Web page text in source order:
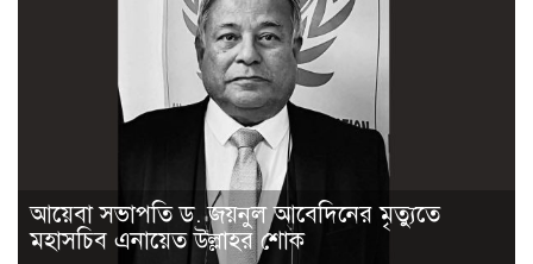
আয়েবা সভাপতি ড. জয়নুল আবেদিনের মৃত্যুতে
মহাসচিব এনায়েত উল্লাহর শোক